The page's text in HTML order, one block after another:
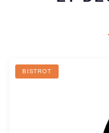
BISTROT